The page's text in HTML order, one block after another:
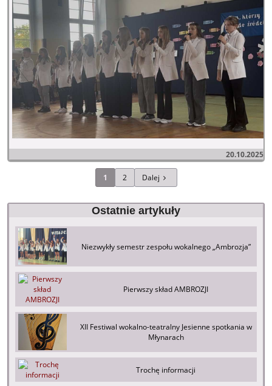
20.10.2025
1 2 Dalej
Ostatnie artykuły
Niezwykły semestr zespołu wokalnego „Ambrozja”
Pierwszy skład AMBROZJI
XII Festiwal wokalno-teatralny Jesienne spotkania w
Młynarach
Trochę informacji